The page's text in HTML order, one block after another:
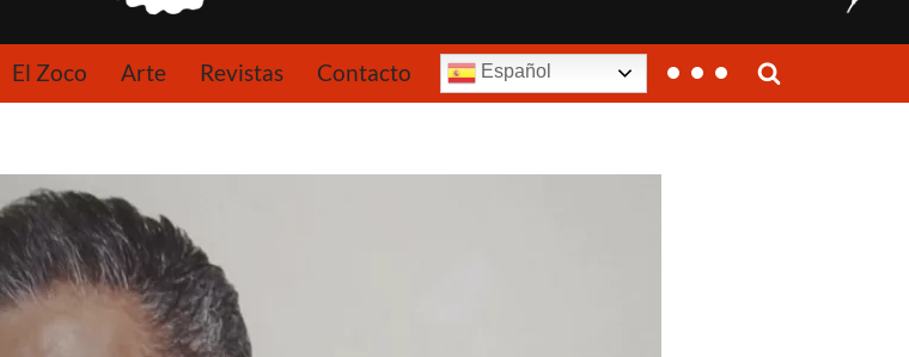
El Zoco Arte Revistas Contacto Español